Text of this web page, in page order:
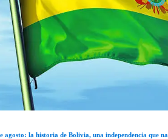
agosto: la historia de Bolivia, una independencia que